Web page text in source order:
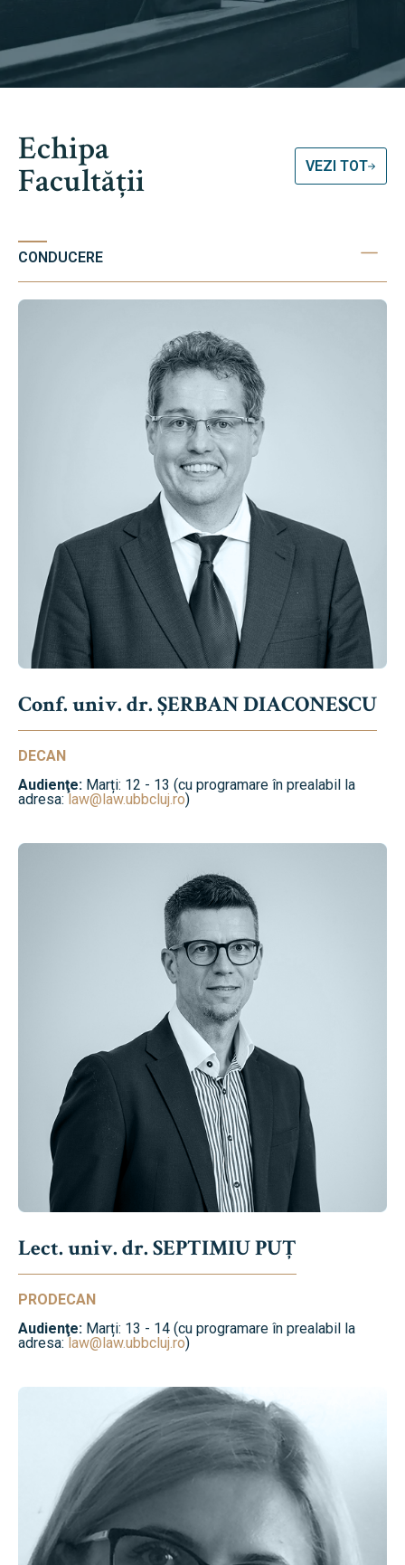
Echipa
Facultății VEZI TOT
CONDUCERE
Conf. univ. dr. ȘERBAN DIACONESCU
DECAN
Audienţe: Marți: 12 - 13 (cu programare în prealabil la
adresa:law@law.ubbcluj.ro)
Lect. univ. dr. SEPTIMIU PUȚ
PRODECAN
Audienţe: Marți: 13 - 14 (cu programare în prealabil la
adresa:law@law.ubbcluj.ro)